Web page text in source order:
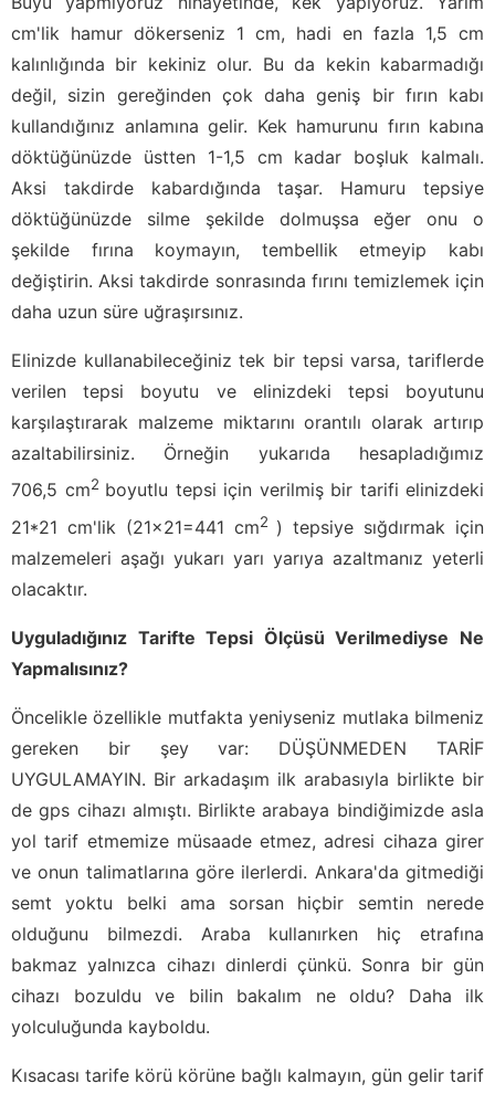
cm'lik hamur dökerseniz 1 cm, hadi en fazla 1,5 cm
kalınlığında bir kekiniz olur. Bu da kekin kabarmadığı
değil, sizin gereğinden çok daha geniş bir fırın kabı
kullandığınız anlamına gelir. Kek hamurunu fırın kabına
döktüğünüzde üstten 1-1,5 cm kadar boşluk kalmalı.
Aksi takdirde kabardığında taşar. Hamuru tepsiye
döktüğünüzde silme şekilde dolmuşsa eğer onu o
şekilde fırına koymayın, tembellik etmeyip kabı
değiştirin. Aksi takdirde sonrasında fırını temizlemek için
daha uzun süre uğraşırsınız.
Elinizde kullanabileceğiniz tek bir tepsi varsa, tariflerde
verilen tepsi boyutu ve elinizdeki tepsi boyutunu
karşılaştırarak malzeme miktarını orantılı olarak artırıp
azaltabilirsiniz. Örneğin yukarıda hesapladığımız
706,5 cm2 boyutlu tepsi için verilmiş bir tarifi elinizdeki
21*21 cm'lik (21x21=441 cm2 ) tepsiye sığdırmak için
malzemeleri aşağı yukarı yarı yarıya azaltmanız yeterli
olacaktır.
Uyguladığınız Tarifte Tepsi Ölçüsü Verilmediyse Ne
Yapmalısınız?
Öncelikle özellikle mutfakta yeniyseniz mutlaka bilmeniz
gereken bir şey var: DÜŞÜNMEDEN TARİF
UYGULAMAYIN. Bir arkadaşım ilk arabasıyla birlikte bir
de gps cihazı almıştı. Birlikte arabaya bindiğimizde asla
yol tarif etmemize müsaade etmez, adresi cihaza girer
ve onun talimatlarına göre ilerlerdi. Ankara'da gitmediği
semt yoktu belki ama sorsan hiçbir semtin nerede
olduğunu bilmezdi. Araba kullanırken hiç etrafına
bakmaz yalnızca cihazı dinlerdi çünkü. Sonra bir gün
cihazı bozuldu ve bilin bakalım ne oldu? Daha ilk
yolculuğunda kayboldu.
Kısacası tarife körü körüne bağlı kalmayın, gün gelir tarif